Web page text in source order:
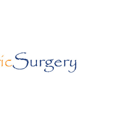
No Comments